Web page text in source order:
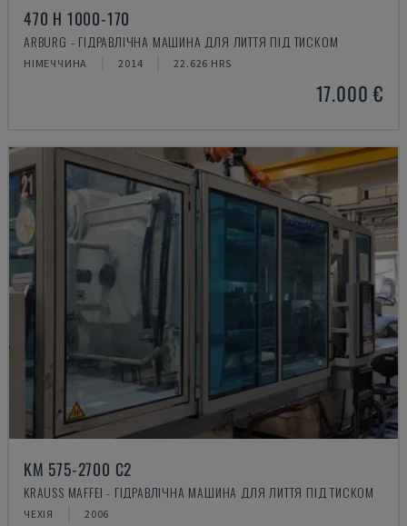
470 H 1000-170
ARBURG - ГІДРАВЛІЧНА МАШИНА ДЛЯ ЛИТТЯ ПІД ТИСКОМ
НІМЕЧЧИНА 2014 22.626 HRS
17.000 €
KM 575-2700 C2
KRAUSS MAFFEI - ГІДРАВЛІЧНА МАШИНА ДЛЯ ЛИТТЯ ПІД ТИСКОМ
ЧЕХІЯ 2006